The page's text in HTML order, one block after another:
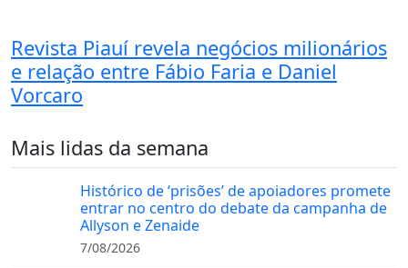
Revista Piauí revela negócios milionários
e relação entre Fábio Faria e Daniel
Vorcaro
Mais lidas da semana
Histórico de ‘prisões’ de apoiadores promete
entrar no centro do debate da campanha de
Allyson e Zenaide
7/08/2026